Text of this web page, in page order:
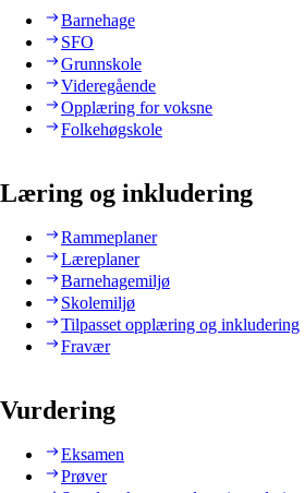
Barnehage
SFO
Grunnskole
Videregående
Opplæring for voksne
Folkehøgskole
Læring og inkludering
Rammeplaner
Læreplaner
Barnehagemiljø
Skolemiljø
Tilpasset opplæring og inkludering
Fravær
Vurdering
Eksamen
Prøver